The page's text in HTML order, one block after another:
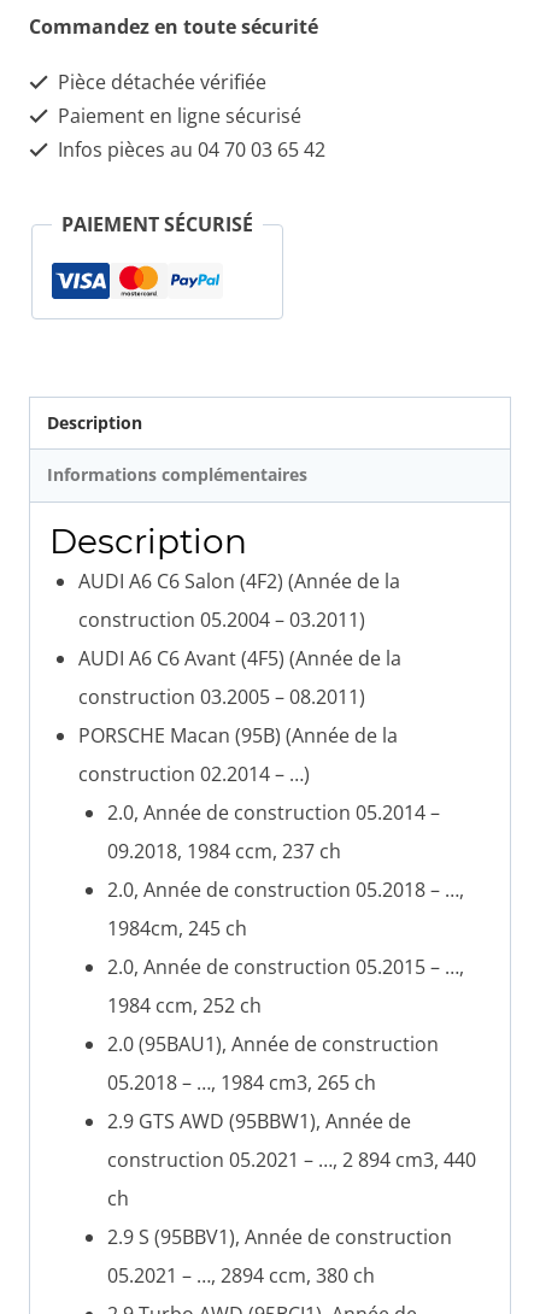
A.B.S.
Capteur
d'usure
frein
Audi
Porsche
Commandez en toute sécurité
Pièce détachée vérifiée
Paiement en ligne sécurisé
Infos pièces au 04 70 03 65 42
PAIEMENT SÉCURISÉ
Description
Informations complémentaires
Description
AUDI A6 C6 Salon (4F2) (Année de la
construction 05.2004 – 03.2011)
AUDI A6 C6 Avant (4F5) (Année de la
construction 03.2005 – 08.2011)
PORSCHE Macan (95B) (Année de la
construction 02.2014 – …)
2.0, Année de construction 05.2014 –
09.2018, 1984 ccm, 237 ch
2.0, Année de construction 05.2018 – …,
1984cm, 245 ch
2.0, Année de construction 05.2015 – …,
1984 ccm, 252 ch
2.0 (95BAU1), Année de construction
05.2018 – …, 1984 cm3, 265 ch
2.9 GTS AWD (95BBW1), Année de
construction 05.2021 – …, 2 894 cm3, 440
ch
2.9 S (95BBV1), Année de construction
05.2021 – …, 2894 ccm, 380 ch